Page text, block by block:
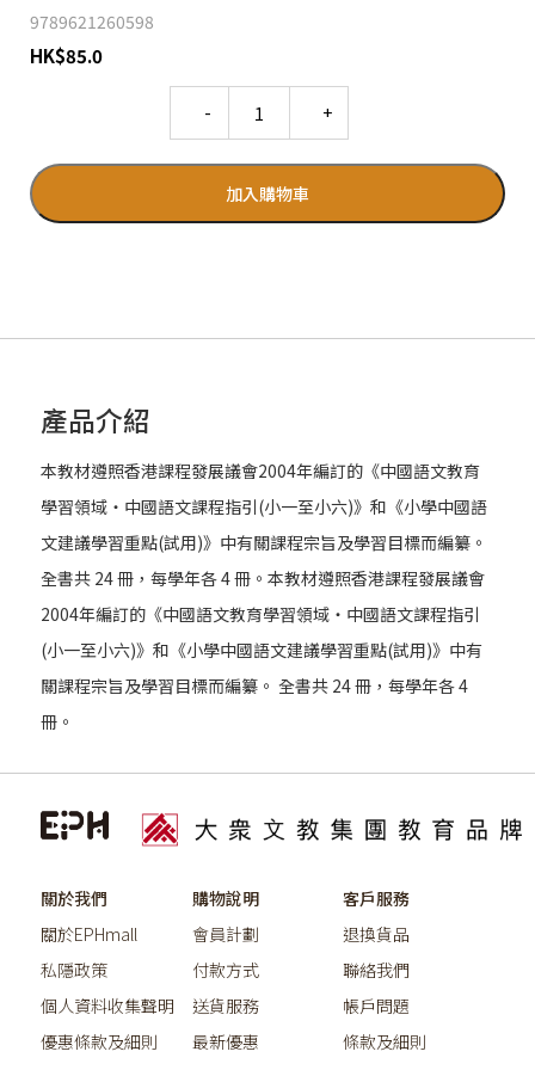
9789621260598
HK$85.0
加入購物車
產品介紹
本教材遵照香港課程發展議會2004年編訂的《中國語文教育
學習領域‧中國語文課程指引(小一至小六)》和《小學中國語
文建議學習重點(試用)》中有關課程宗旨及學習目標而編纂。
全書共 24 冊，每學年各 4 冊。本教材遵照香港課程發展議會
2004年編訂的《中國語文教育學習領域‧中國語文課程指引
(小一至小六)》和《小學中國語文建議學習重點(試用)》中有
關課程宗旨及學習目標而編纂。 全書共 24 冊，每學年各 4
冊。
關於我們
關於EPHmall
私隱政策
個人資料收集聲明
優惠條款及細則
購物說明
會員計劃
付款方式
送貨服務
最新優惠
客戶服務
退換貨品
聯絡我們
帳戶問題
條款及細則